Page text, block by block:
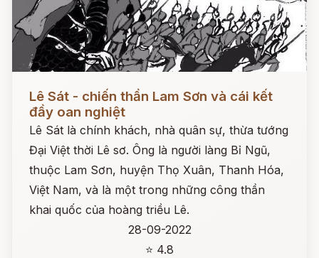
Lê Sát - chiến thần Lam Sơn và cái kết
đầy oan nghiệt
Lê Sát là chính khách, nhà quân sự, thừa tướng
Đại Việt thời Lê sơ. Ông là người làng Bỉ Ngũ,
thuộc Lam Sơn, huyện Thọ Xuân, Thanh Hóa,
Việt Nam, và là một trong những công thần
khai quốc của hoàng triều Lê.
28-09-2022
⭐ 4.8